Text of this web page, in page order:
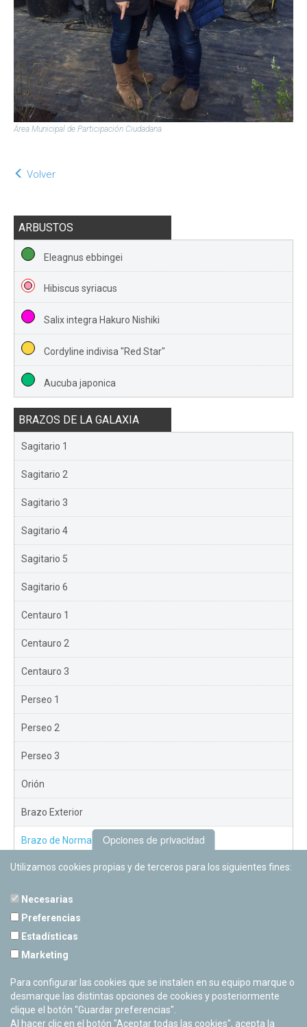
Área Municipal de Participación Ciudadana
Volver
ARBUSTOS
Eleagnus ebbingei
Hibiscus syriacus
Salix integra Hakuro Nishiki
Cordyline indivisa "Red Star"
Aucuba japonica
BRAZOS DE LA GALAXIA
Sagitario 1
Sagitario 2
Sagitario 3
Sagitario 4
Sagitario 5
Sagitario 6
Centauro 1
Centauro 2
Centauro 3
Perseo 1
Perseo 2
Perseo 3
Orión
Brazo Exterior
Brazo de Norma
Nuevo Exterior
Cerrado Temporalmente
Opciones de privacidad
Utilizamos cookies propias y de terceros para los siguientes fines:
Necesarias
Preferencias
Estadísticas
Marketing
Para configurar las cookies que se instalen en su equipo marque o
desmarque las distintas opciones de cookies y posteriormente
clique el botón "Guardar preferencias".
Al hacer clic en el botón "Aceptar todas las cookies", acepta la